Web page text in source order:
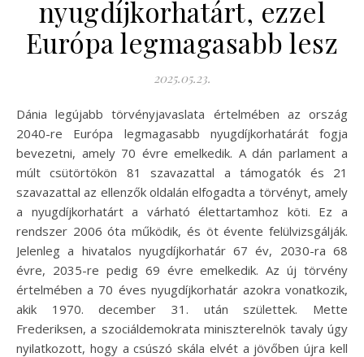
nyugdíjkorhatárt, ezzel
Európa legmagasabb lesz
2025.05.23.
Dánia legújabb törvényjavaslata értelmében az ország
2040-re Európa legmagasabb nyugdíjkorhatárát fogja
bevezetni, amely 70 évre emelkedik. A dán parlament a
múlt csütörtökön 81 szavazattal a támogatók és 21
szavazattal az ellenzők oldalán elfogadta a törvényt, amely
a nyugdíjkorhatárt a várható élettartamhoz köti. Ez a
rendszer 2006 óta működik, és öt évente felülvizsgálják.
Jelenleg a hivatalos nyugdíjkorhatár 67 év, 2030-ra 68
évre, 2035-re pedig 69 évre emelkedik. Az új törvény
értelmében a 70 éves nyugdíjkorhatár azokra vonatkozik,
akik 1970. december 31. után születtek. Mette
Frederiksen, a szociáldemokrata miniszterelnök tavaly úgy
nyilatkozott, hogy a csúszó skála elvét a jövőben újra kell